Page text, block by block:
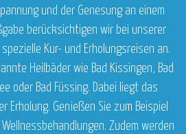
und der Genesung an einem
berücksichtigen wir bei unserer
Kur- und Erholungsreisen an.
Heilbäder wie Bad Kissingen, Bad
oder Bad Füssing. Dabei liegt das
Erholung. Genießen Sie zum Beispiel
Zudem werden